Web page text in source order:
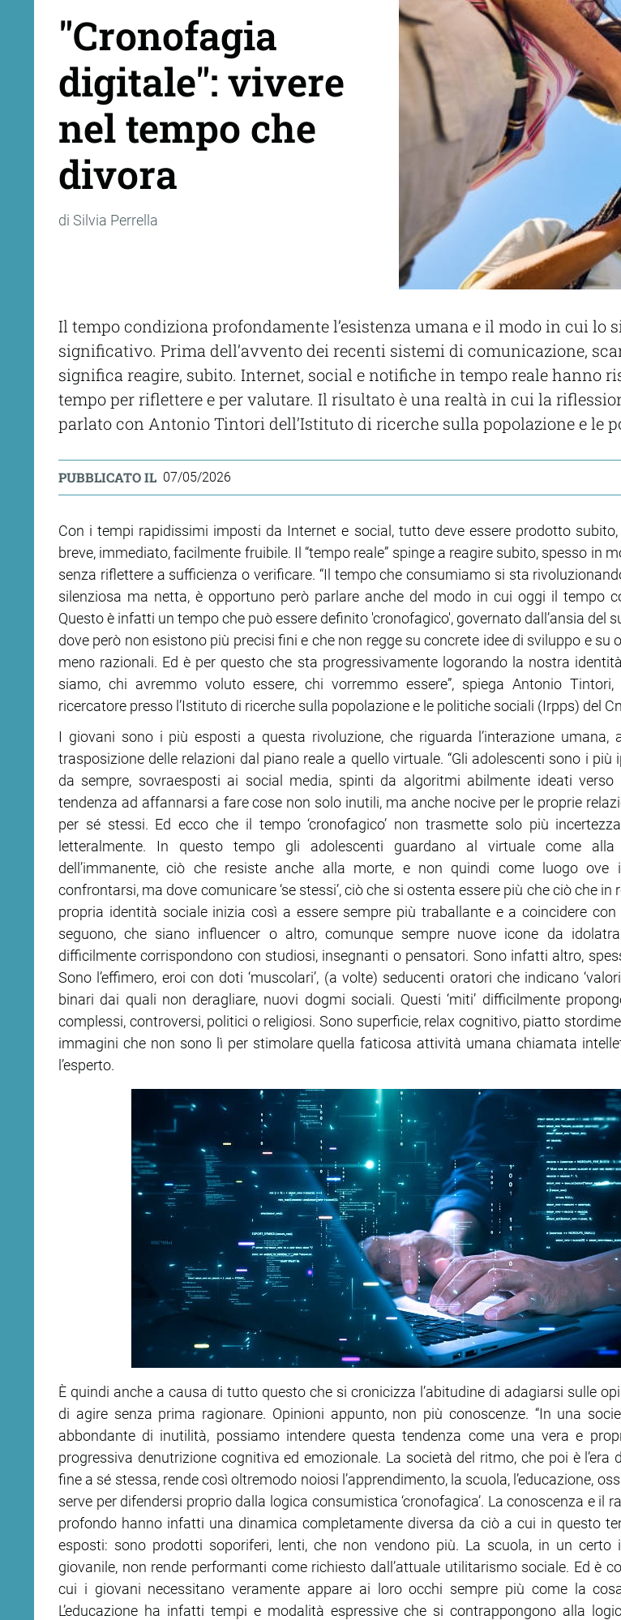
"Cronofagia
digitale": vivere
nel tempo che
divora
di Silvia Perrella
Il tempo condiziona profondamente l’esistenza umana e il modo in cui lo
significativo. Prima dell’avvento dei recenti sistemi di comunicazione,
significa reagire, subito. Internet, social e notifiche in tempo reale hanno
tempo per riflettere e per valutare. Il risultato è una realtà in cui la
parlato con Antonio Tintori dell’Istituto di ricerche sulla popolazione e le
PUBBLICATO IL 07/05/2026
Con i tempi rapidissimi imposti da Internet e social, tutto deve essere prodotto subito,
breve, immediato, facilmente fruibile. Il “tempo reale” spinge a reagire subito, spesso in
senza riflettere a sufficienza o verificare. “Il tempo che consumiamo si sta
silenziosa ma netta, è opportuno però parlare anche del modo in cui oggi il tempo
Questo è infatti un tempo che può essere definito 'cronofagico', governato dall’ansia del
dove però non esistono più precisi fini e che non regge su concrete idee di sviluppo e su
meno razionali. Ed è per questo che sta progressivamente logorando la nostra
siamo, chi avremmo voluto essere, chi vorremmo essere”, spiega Antonio
ricercatore presso l’Istituto di ricerche sulla popolazione e le politiche sociali (Irpps) del
I giovani sono i più esposti a questa rivoluzione, che riguarda l’interazione umana,
trasposizione delle relazioni dal piano reale a quello virtuale. “Gli adolescenti sono i più
da sempre, sovraesposti ai social media, spinti da algoritmi abilmente ideati verso
tendenza ad affannarsi a fare cose non solo inutili, ma anche nocive per le proprie
per sé stessi. Ed ecco che il tempo ‘cronofagico’ non trasmette solo più
letteralmente. In questo tempo gli adolescenti guardano al virtuale come alla
dell’immanente, ciò che resiste anche alla morte, e non quindi come luogo ove
confrontarsi, ma dove comunicare ‘se stessi’, ciò che si ostenta essere più che ciò che in
propria identità sociale inizia così a essere sempre più traballante e a coincidere
seguono, che siano influencer o altro, comunque sempre nuove icone da
difficilmente corrispondono con studiosi, insegnanti o pensatori. Sono infatti altro,
Sono l’effimero, eroi con doti ‘muscolari’, (a volte) seducenti oratori che indicano
binari dai quali non de­ragliare, nuovi dogmi sociali. Questi ‘miti’ difficilmente
complessi, controversi, politici o religiosi. Sono superficie, relax cognitivo, piatto
immagini che non sono lì per stimolare quella faticosa attività umana chia­mata
l’esperto.
È quindi anche a causa di tutto questo che si cronicizza l’abitudine di adagiarsi sulle
di agire senza prima ragionare. Opinioni appunto, non più conoscenze. “In una
abbondante di inutili­tà, possiamo intendere questa tendenza come una vera e
progressiva denutrizione cognitiva ed emozionale. La società del ritmo, che poi è l’era
fine a sé stessa, rende così oltremo­do noiosi l’apprendimento, la scuola, l’educazione,
serve per difendersi proprio dalla logica consumistica ‘cronofagica’. La conoscenza e il
profondo hanno infatti una dinamica completamente diversa da ciò a cui in questo
esposti: sono prodotti soporiferi, lenti, che non vendono più. La scuola, in un certo
giovanile, non rende performanti come ri­chiesto dall’attuale utilitarismo sociale. Ed è
cui i giovani necessitano veramente appare ai loro occhi sempre più come la
L’educazione ha infatti tempi e modalità espressive che si contrappongono alla